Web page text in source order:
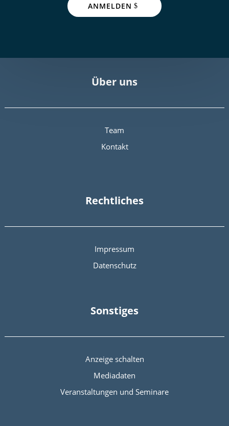
ANMELDEN
Über uns
Team
Kontakt
Rechtliches
Impressum
Datenschutz
Sonstiges
Anzeige schalten
Mediadaten
Veranstaltungen und Seminare